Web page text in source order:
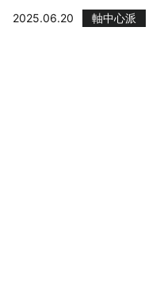
2025.06.20 軸中心派